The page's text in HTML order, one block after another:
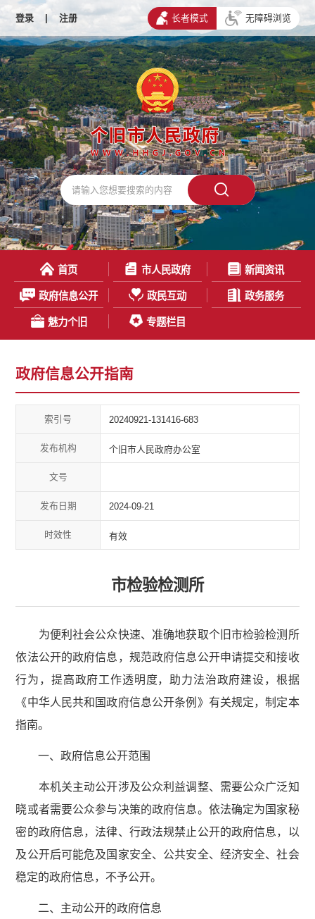
登录 | 注册 长者模式 无障碍浏览
首页 市人民政府 新闻资讯
政府信息公开 政民互动 政务服务
魅力个旧 专题栏目
政府信息公开指南
索引号 20240921-131416-683
发布机构 个旧市人民政府办公室
文号
发布日期 2024-09-21
时效性 有效
市检验检测所
为便利社会公众快速、准确地获取个旧市检验检测所
依法公开的政府信息，规范政府信息公开申请提交和接收
行为，提高政府工作透明度，助力法治政府建设，根据
《中华人民共和国政府信息公开条例》有关规定，制定本
指南。
一、政府信息公开范围
本机关主动公开涉及公众利益调整、需要公众广泛知
晓或者需要公众参与决策的政府信息。依法确定为国家秘
密的政府信息，法律、行政法规禁止公开的政府信息，以
及公开后可能危及国家安全、公共安全、经济安全、社会
稳定的政府信息，不予公开。
二、主动公开的政府信息